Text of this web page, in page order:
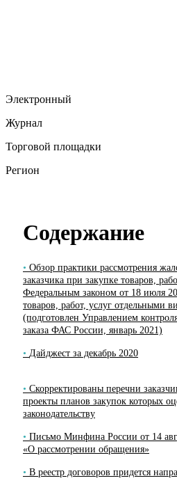
Электронный
Журнал
Торговой площадки
Регион
Содержание
Обзор практики рассмотрения
заказчика при закупке товаров,
Федеральным законом от 18 июля
товаров, работ, услуг отдельными
(подготовлен Управлением
заказа ФАС России, январь 2021)
Дайджест за декабрь 2020
Скорректированы перечни
проекты планов закупок которых
законодательству
Письмо Минфина России от 14
«О рассмотрении обращения»
В реестр договоров придется